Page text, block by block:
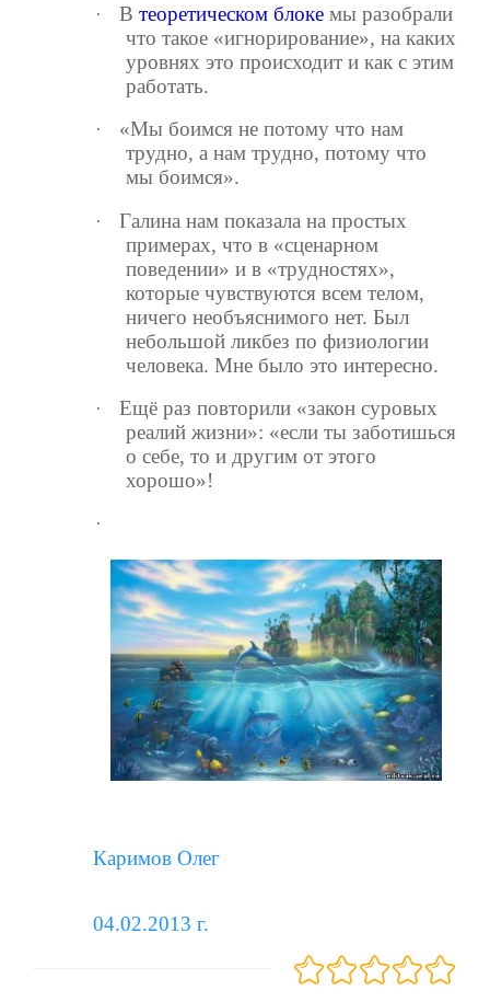
· В теоретическом блокемы разобрали
что такое «игнорирование», на каких
уровнях это происходит и как с этим
работать.
·
«Мы боимся не потому что нам
трудно, а нам трудно, потому что
мы боимся».
·
Галина нам показала на простых
примерах, что в «сценарном
поведении» и в «трудностях»,
которые чувствуются всем телом,
ничего необъяснимого нет. Был
небольшой ликбез по физиологии
человека. Мне было это интересно.
·
Ещё раз повторили «закон суровых
реалий жизни»: «если ты заботишься
о себе, то и другим от этого
хорошо»!
·
Каримов Олег
04.02.2013 г.